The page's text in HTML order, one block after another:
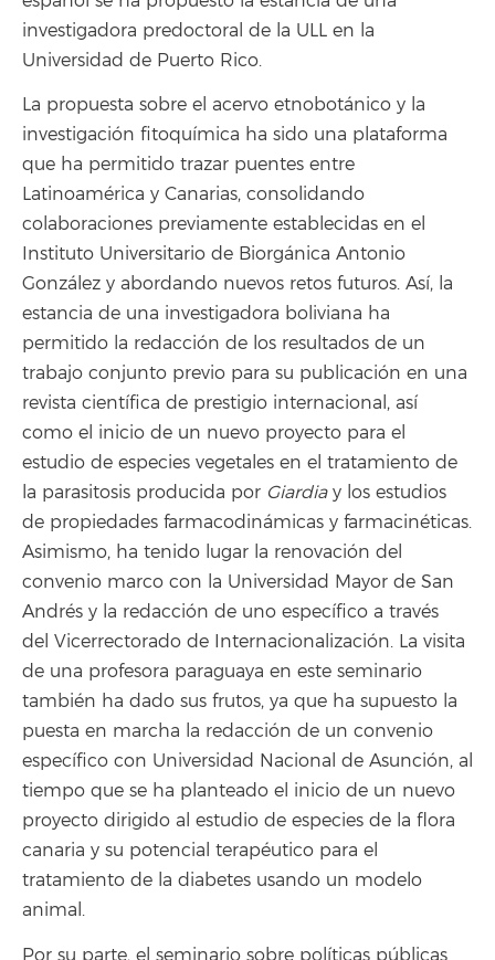
investigadora predoctoral de la ULL en la
Universidad de Puerto Rico.
La propuesta sobre el acervo etnobotánico y la
investigación fitoquímica ha sido una plataforma
que ha permitido trazar puentes entre
Latinoamérica y Canarias, consolidando
colaboraciones previamente establecidas en el
Instituto Universitario de Biorgánica Antonio
González y abordando nuevos retos futuros. Así, la
estancia de una investigadora boliviana ha
permitido la redacción de los resultados de un
trabajo conjunto previo para su publicación en una
revista científica de prestigio internacional, así
como el inicio de un nuevo proyecto para el
estudio de especies vegetales en el tratamiento de
la parasitosis producida por Giardiay los estudios
de propiedades farmacodinámicas y farmacinéticas.
Asimismo, ha tenido lugar la renovación del
convenio marco con la Universidad Mayor de San
Andrés y la redacción de uno específico a través
del Vicerrectorado de Internacionalización. La visita
de una profesora paraguaya en este seminario
también ha dado sus frutos, ya que ha supuesto la
puesta en marcha la redacción de un convenio
específico con Universidad Nacional de Asunción, al
tiempo que se ha planteado el inicio de un nuevo
proyecto dirigido al estudio de especies de la flora
canaria y su potencial terapéutico para el
tratamiento de la diabetes usando un modelo
animal.
Por su parte, el seminario sobre políticas públicas